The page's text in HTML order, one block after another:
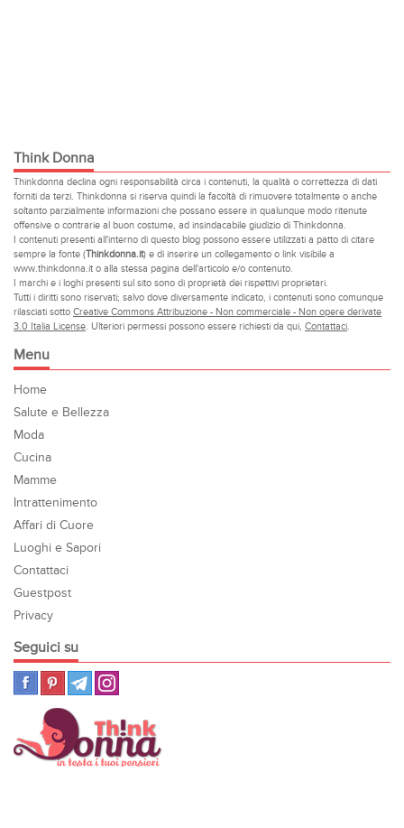
Think Donna
Thinkdonna declina ogni responsabilità circa i contenuti, la qualità o correttezza di dati
forniti da terzi. Thinkdonna si riserva quindi la facoltà di rimuovere totalmente o anche
soltanto parzialmente informazioni che possano essere in qualunque modo ritenute
offensive o contrarie al buon costume, ad insindacabile giudizio di Thinkdonna.
I contenuti presenti all'interno di questo blog possono essere utilizzati a patto di citare
sempre la fonte (Thinkdonna.it) e di inserire un collegamento o link visibile a
www.thinkdonna.it o alla stessa pagina dell'articolo e/o contenuto.
I marchi e i loghi presenti sul sito sono di proprietà dei rispettivi proprietari.
Tutti i diritti sono riservati; salvo dove diversamente indicato, i contenuti sono comunque
rilasciati sotto Creative Commons Attribuzione - Non commerciale - Non opere derivate
3.0 Italia License. Ulteriori permessi possono essere richiesti da qui, Contattaci.
Menu
Home
Salute e Bellezza
Moda
Cucina
Mamme
Intrattenimento
Affari di Cuore
Luoghi e Sapori
Contattaci
Guestpost
Privacy
Seguici su